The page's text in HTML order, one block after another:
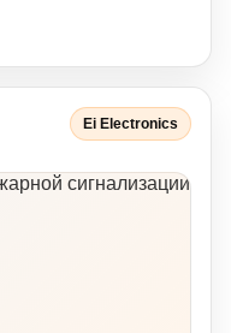
Ei Electronics